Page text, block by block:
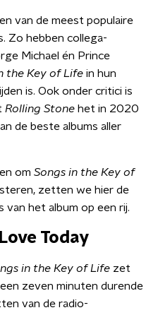
van de meest populaire
Zo hebben collega-
Michael én Prince
the Key of Life in hun
is. Ook onder critici is
Rolling Stone het in 2020
de beste albums aller
om Songs in the Key of
zetten we hier de
van het album op een rij.
Today
in the Key of Life zet
zeven minuten durende
van de radio-